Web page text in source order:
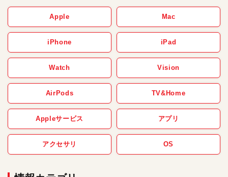
Apple Mac
iPhone iPad
Watch Vision
AirPods TV&Home
Appleサービス アプリ
アクセサリ OS